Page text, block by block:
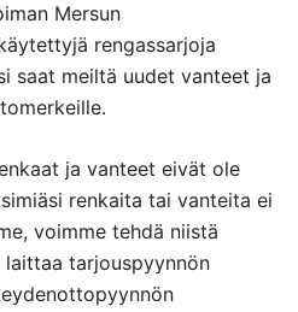
Mersun
rengassarjoja
saat meiltä uudet vanteet ja
ja vanteet eivät ole
renkaita tai vanteita ei
voimme tehdä niistä
tarjouspyynnön